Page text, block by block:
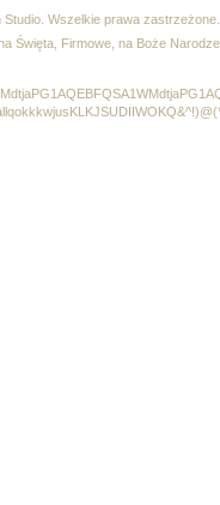
Wszelkie prawa zastrzeżone.
Święta, Firmowe, na Boże